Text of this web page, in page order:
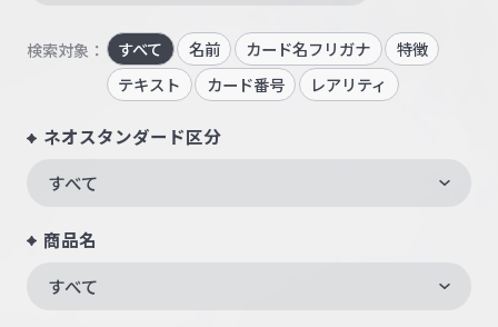
検索対象： すべて 名前 カード名フリガナ
特徴
テキスト
カード番号 レアリティ
ネオスタンダード区分
すべて
商品名
すべて